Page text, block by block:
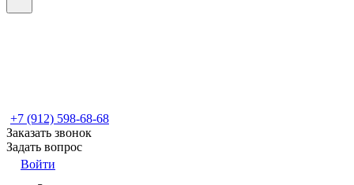
+7 (912) 598-68-68
Заказать звонок
Задать вопрос
Войти